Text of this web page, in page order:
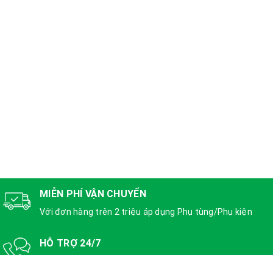
MIỄN PHÍ VẬN CHUYỂN
Với đơn hàng trên 2 triệu áp dụng Phụ tùng/Phụ kiện
HỖ TRỢ 24/7